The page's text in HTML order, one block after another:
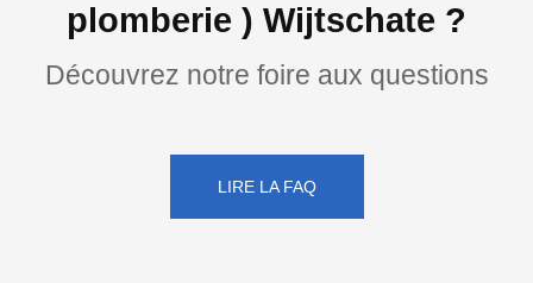
plomberie ) Wijtschate ?
Découvrez notre foire aux questions
LIRE LA FAQ